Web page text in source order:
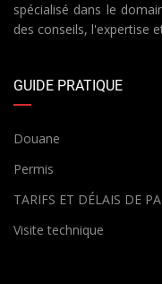
spécialisé dans le
des conseils, l'expertise
GUIDE PRATIQUE
Douane
Permis
TARIFS ET DÉLAIS DE
Visite technique